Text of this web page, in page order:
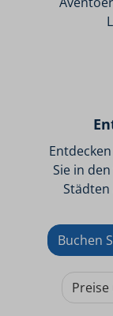
Sie in
Städten
Buchen